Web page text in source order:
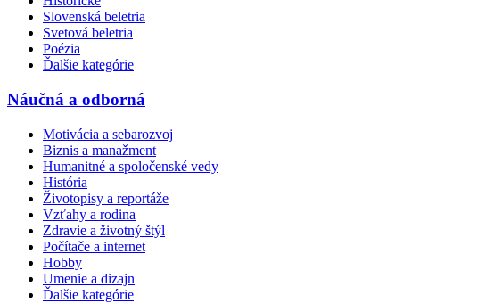
Slovenská beletria
Svetová beletria
Poézia
Ďalšie kategórie
Náučná a odborná
Motivácia a sebarozvoj
Biznis a manažment
Humanitné a spoločenské vedy
História
Životopisy a reportáže
Vzťahy a rodina
Zdravie a životný štýl
Počítače a internet
Hobby
Umenie a dizajn
Ďalšie kategórie